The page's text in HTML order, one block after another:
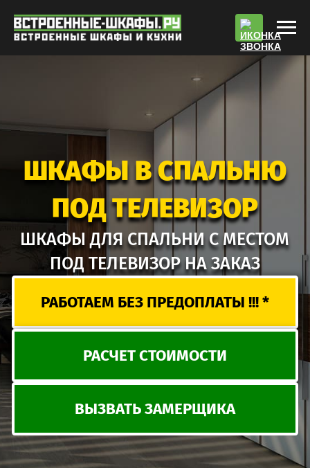
ШКАФЫ В СПАЛЬНЮ
ШКАФЫ ДЛЯ СПАЛЬНИ С МЕСТОМ
ПОД ТЕЛЕВИЗОР НА ЗАКАЗ
РАБОТАЕМ БЕЗ ПРЕДОПЛАТЫ !!! *
РАСЧЕТ СТОИМОСТИ